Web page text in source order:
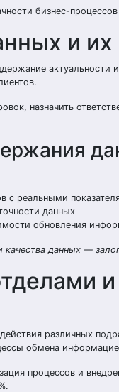
бизнес-
и их
назначить
с реальными
данных
обновления
данных —
и
различных
обмена
процессов и